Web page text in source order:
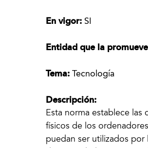
En vigor: SI
Entidad que la
Tema:Tecnología
Descripción:
Esta norma establece las
físicos de los
puedan ser utilizados por